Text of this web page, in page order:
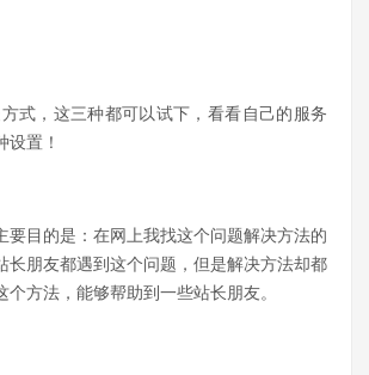
式，这三种都可以试下，看看自己的服务
设置！
要目的是：在网上我找这个问题解决方法的
长朋友都遇到这个问题，但是解决方法却都
个方法，能够帮助到一些站长朋友。